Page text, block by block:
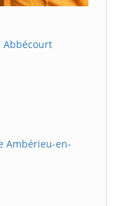
Abbécourt
Ambérieu-en-